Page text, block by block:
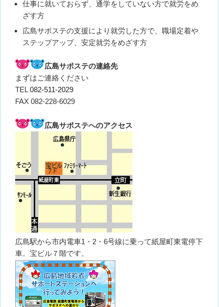
仕事に就いておらず、通学をしていない方で就労をめ
ざす方
広島サポステの支援により就労した方で、職場定着や
ステップアップ、安定就労をめざす方
広島サポステの連絡先
まずはご連絡ください
TEL082-511-2029
FAX 082-228-6029
広島サポステへのアクセス
広島駅から市内電車1・2・6号線に乗って紙屋町東電停下
車。宝ビル７階です。